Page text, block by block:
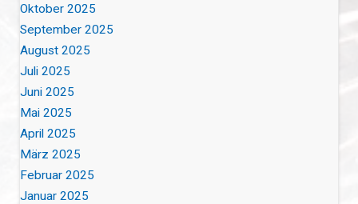
Oktober 2025
September 2025
August 2025
Juli 2025
Juni 2025
Mai 2025
April 2025
März 2025
Februar 2025
Januar 2025